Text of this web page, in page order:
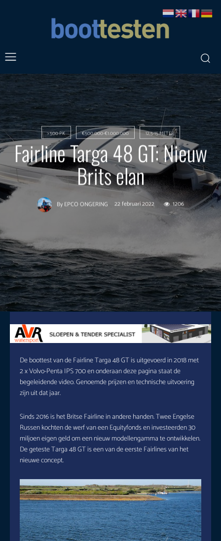
> 500 PK €500.000-€1.000.000 12,5-15 METER
Fairline Targa 48 GT: Nieuw
Brits elan
By EPCO ONGERING 22 februari 2022 1206
De boottest van de Fairline Targa 48 GT is uitgevoerd in 2018 met
2 x Volvo-Penta IPS 700 en onderaan deze pagina staat de
begeleidende video. Genoemde prijzen en technische uitvoering
zijn uit dat jaar.
Sinds 2016 is het Britse Fairline in andere handen. Twee Engelse
Russen kochten de werf van een Equityfonds en investeerden 30
miljoen eigen geld om een nieuw modellengamma te ontwikkelen.
De geteste Targa 48 GT is een van de eerste Fairlines van het
nieuwe concept.